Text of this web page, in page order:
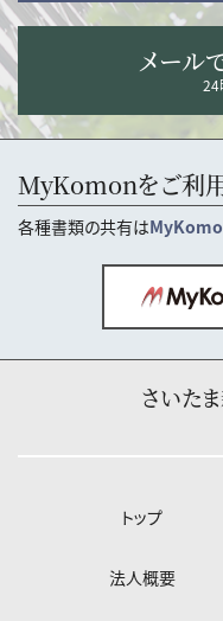
メール
24
MyKomonをご利
各種書類の共有は
さいた
トップ
法人概要